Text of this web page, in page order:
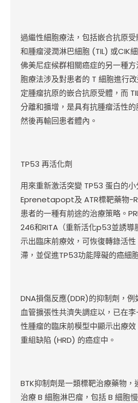
過繼性細胞療法，包括嵌合抗原
和腫瘤浸潤淋巴細胞 (TIL) 或CIK
佛美尼症候群相關癌症的另一種
胞療法涉及對患者的 T 細胞進行
定腫瘤抗原的嵌合抗原受體，而
分離和擴增，是具有抗腫瘤活性的
然後再輸回患者體內。
TP53 再活化劑
用來重新激活突變 TP53 蛋白的
Eprenetapopt及 ATR標靶藥物-
患者的一種有前途的治療策略。
246和RITA（重新活化p53並誘導
示出臨床前療效，可恢復轉錄活
滯，並促進TP53功能障礙的癌細
DNA損傷反應(DDR)的抑制劑，例
血管擴張性共濟失調症以，已在
性腫瘤的臨床前模型中顯示出療
重組缺陷 (HRD) 的癌症中。
BTK抑制劑是一類標靶治療藥物，
治療 B 細胞淋巴瘤，包括 B 細胞